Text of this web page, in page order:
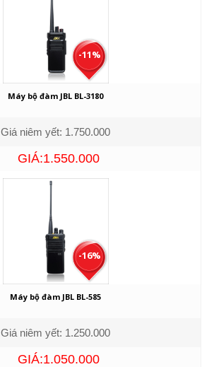
-11%
Máy bộ đàm JBL BL-3180
Giá niêm yết: 1.750.000
GIÁ:1.550.000
-16%
Máy bộ đàm JBL BL-585
Giá niêm yết: 1.250.000
GIÁ:1.050.000